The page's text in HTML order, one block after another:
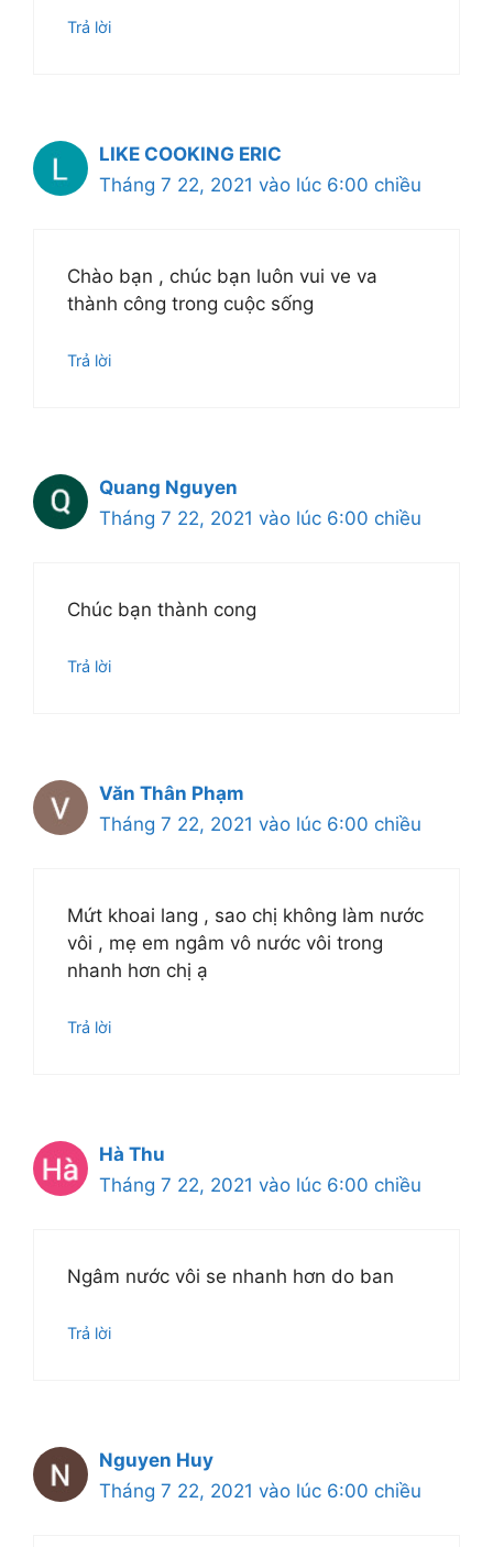
Trả lời
LIKE COOKING ERIC
Tháng 7 22, 2021 vào lúc 6:00 chiều
Chào bạn , chúc bạn luôn vui ve va
thành công trong cuộc sống
Trả lời
Quang Nguyen
Tháng 7 22, 2021 vào lúc 6:00 chiều
Chúc bạn thành cong
Trả lời
Văn Thân Phạm
Tháng 7 22, 2021 vào lúc 6:00 chiều
Mứt khoai lang , sao chị không làm nước
vôi , mẹ em ngâm vô nước vôi trong
nhanh hơn chị ạ
Trả lời
Hà Thu
Tháng 7 22, 2021 vào lúc 6:00 chiều
Ngâm nước vôi se nhanh hơn do ban
Trả lời
Nguyen Huy
Tháng 7 22, 2021 vào lúc 6:00 chiều